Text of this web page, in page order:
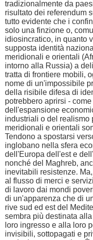
tradizionalmente da
risultato dei referendum
tutto evidente che i
solo una finzione o,
idiosincratico, in quanto
supposta identità
meridionali e orientali
intorno alla Russia) a
tratta di frontiere mobili,
nome di un'impossibile
della risibile difesa di
potrebbero aprirsi -
dell'espansione
industriali o del realismo
meridionali e orientali
Tendono a spostarsi
inglobano nella sfera
dell'Europa dell'est e
nonché del Maghreb,
inevitabili resistenze.
al flusso di merci e
di lavoro dai mondi
di un'apparenza che di
rive sud ed est del
sembra più destinata
loro ingresso e alla loro
invisibili, sottopagati e